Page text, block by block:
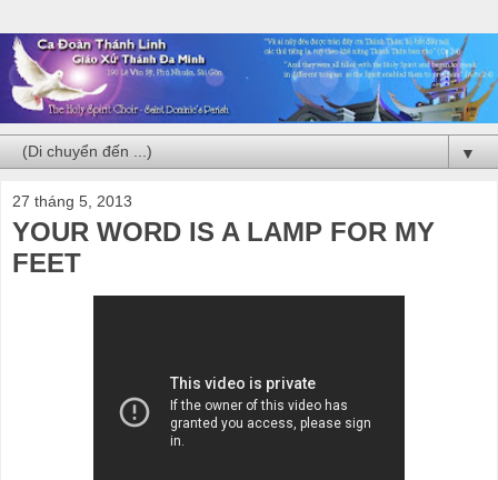
▼
27 tháng 5, 2013
YOUR WORD IS A LAMP FOR MY
FEET